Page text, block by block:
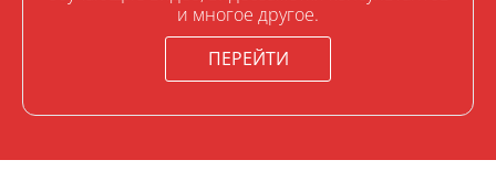
и многое другое.
ПЕРЕЙТИ